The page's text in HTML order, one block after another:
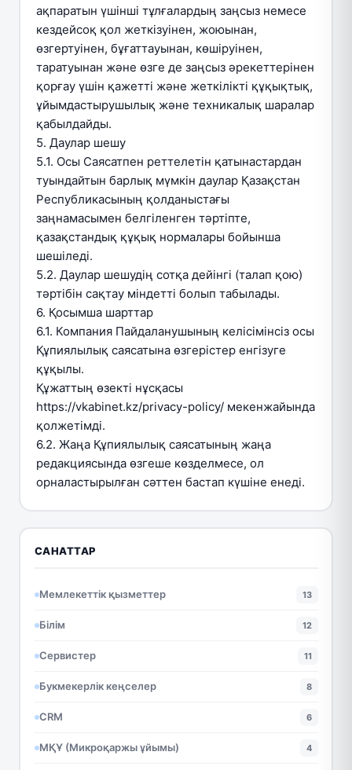
ақпаратын үшінші тұлғалардың заңсыз немесе
кездейсоқ қол жеткізуінен, жоюынан,
өзгертуінен, бұғаттауынан, көшіруінен,
таратуынан және өзге де заңсыз әрекеттерінен
қорғау үшін қажетті және жеткілікті құқықтық,
ұйымдастырушылық және техникалық шаралар
қабылдайды.
5. Даулар шешу
5.1. Осы Саясатпен реттелетін қатынастардан
туындайтын барлық мүмкін даулар Қазақстан
Республикасының қолданыстағы
заңнамасымен белгіленген тәртіпте,
қазақстандық құқық нормалары бойынша
шешіледі.
5.2. Даулар шешудің сотқа дейінгі (талап қою)
тәртібін сақтау міндетті болып табылады.
6. Қосымша шарттар
6.1. Компания Пайдаланушының келісімінсіз осы
Құпиялылық саясатына өзгерістер енгізуге
құқылы.
Құжаттың өзекті нұсқасы
https://vkabinet.kz/privacy-policy/ мекенжайында
қолжетімді.
6.2. Жаңа Құпиялылық саясатының жаңа
редакциясында өзгеше көзделмесе, ол
орналастырылған сәттен бастап күшіне енеді.
САНАТТАР
Мемлекеттік қызметтер 13
Білім 12
Сервистер 11
Букмекерлік кеңселер 8
CRM 6
МҚҰ (Микроқаржы ұйымы) 4